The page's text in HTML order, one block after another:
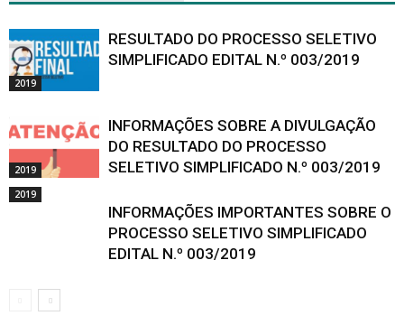
2019
RESULTADO DO PROCESSO SELETIVO
SIMPLIFICADO EDITAL N.º 003/2019
2019
INFORMAÇÕES SOBRE A DIVULGAÇÃO
DO RESULTADO DO PROCESSO
SELETIVO SIMPLIFICADO N.º 003/2019
2019
INFORMAÇÕES IMPORTANTES SOBRE O
PROCESSO SELETIVO SIMPLIFICADO
EDITAL N.º 003/2019